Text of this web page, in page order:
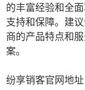
的丰富经验和全
支持和保障。建
商的产品特点和
案。
纷享销客官网地址